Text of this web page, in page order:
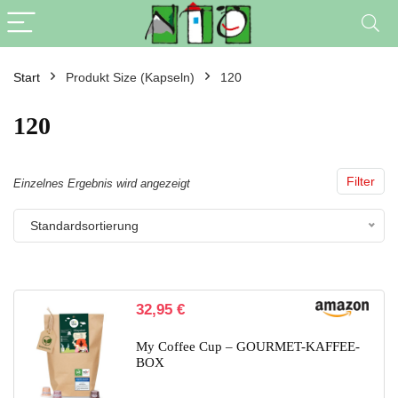
Start Produkt Size (Kapseln) 120
120
Filter
Einzelnes Ergebnis wird angezeigt
Standardsortierung
32,95 €
My Coffee Cup – GOURMET-KAFFEE-
BOX